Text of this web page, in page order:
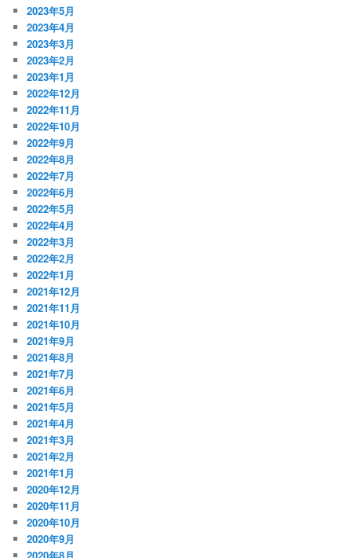
2023年5月
2023年4月
2023年3月
2023年2月
2023年1月
2022年12月
2022年11月
2022年10月
2022年9月
2022年8月
2022年7月
2022年6月
2022年5月
2022年4月
2022年3月
2022年2月
2022年1月
2021年12月
2021年11月
2021年10月
2021年9月
2021年8月
2021年7月
2021年6月
2021年5月
2021年4月
2021年3月
2021年2月
2021年1月
2020年12月
2020年11月
2020年10月
2020年9月